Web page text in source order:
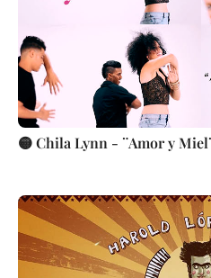
🟡 Chila Lynn - ¨Amor y